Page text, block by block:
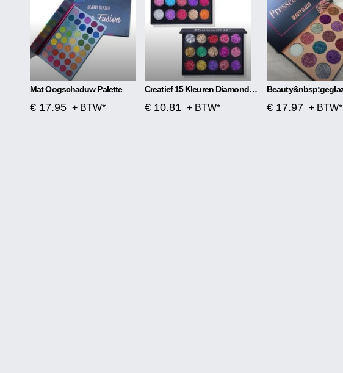
Mat Oogschaduw Palette
€ 17.95 + BTW*
Creatief 15 Kleuren Diamond Sequin Oogschaduwpalet
€ 10.81 + BTW* € 17.97 + BTW*